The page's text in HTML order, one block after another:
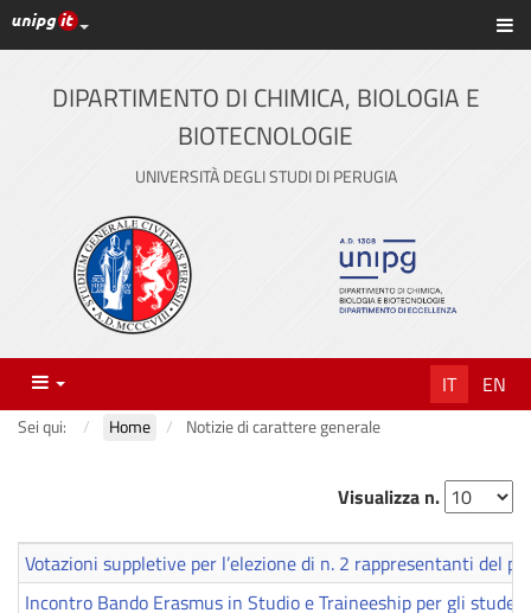
Vai
al
contenuto
principale
Link ai principali servizi web di Ateneo
DIPARTIMENTO DI CHIMICA, BIOLOGIA E
BIOTECNOLOGIE
UNIVERSITÀ DEGLI STUDI DI PERUGIA
Menu IT EN
Sei qui: Home Notizie di carattere generale
Visualizza n.
Votazioni suppletive per l’elezione di n. 2 rappresentanti del
Incontro Bando Erasmus in Studio e Traineeship per gli